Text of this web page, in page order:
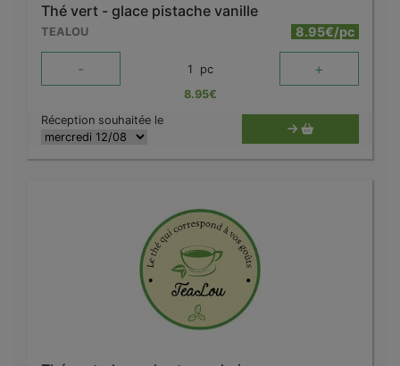
Thé vert - glace pistache vanille
TEALOU 8.95€/pc
- 1 pc +
8.95€
Réception souhaitée le